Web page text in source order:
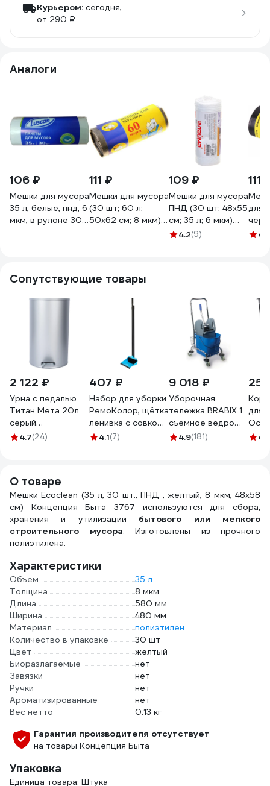
Курьером: сегодня,
от 290 ₽
Аналоги
106 ₽
Мешки для мусора
35 л, белые, пнд, 6
мкм, в рулоне 30
111 ₽
Мешки для мусора
(30 шт; 60 л;
50х62 см; 8 мкм)
109 ₽
Мешки для мусора
ПНД (30 шт; 48х55
см; 35 л; 6 мкм)
ЛАЙМА 605538
4.2(9)
111
для
ПНД,
4.7
Сопутствующие товары
2 122 ₽
Урна с педалью
Титан Мета 20л
серый
4607078088327
4.7(24)
407 ₽
Набор для уборки
РемоКолор, щётка
ленивка с совком
на длинном
4.1(7)
9 018 ₽
Уборочная
тележка BRABIX 1
съемное ведро
синяя, 25 л 601498
4.9(181)
для
4.9
О товаре
Мешки Ecoclean (35 л, 30 шт., ПНД , желтый, 8 мкм, 48х58
см) Концепция Быта 3767 используются для сбора,
хранения и утилизации бытового или мелкого
строительного мусора. Изготовлены из прочного
полиэтилена.
Характеристики
Объем
35 л
Толщина
8 мкм
Длина
580 мм
Ширина
480 мм
Материал
полиэтилен
Количество в упаковке
30 шт
Цвет
желтый
Биоразлагаемые
нет
Завязки
нет
Ручки
нет
Ароматизированные
нет
Вес нетто
0.13 кг
Гарантия производителя отсутствует
на товары Концепция Быта
Упаковка
Единица товара: Штука